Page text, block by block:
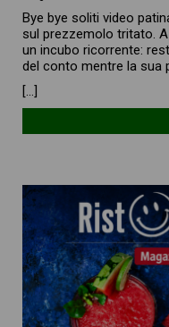
Bye bye soliti video
sul prezzemolo tritato.
un incubo ricorrente:
del conto mentre la sua
[…]